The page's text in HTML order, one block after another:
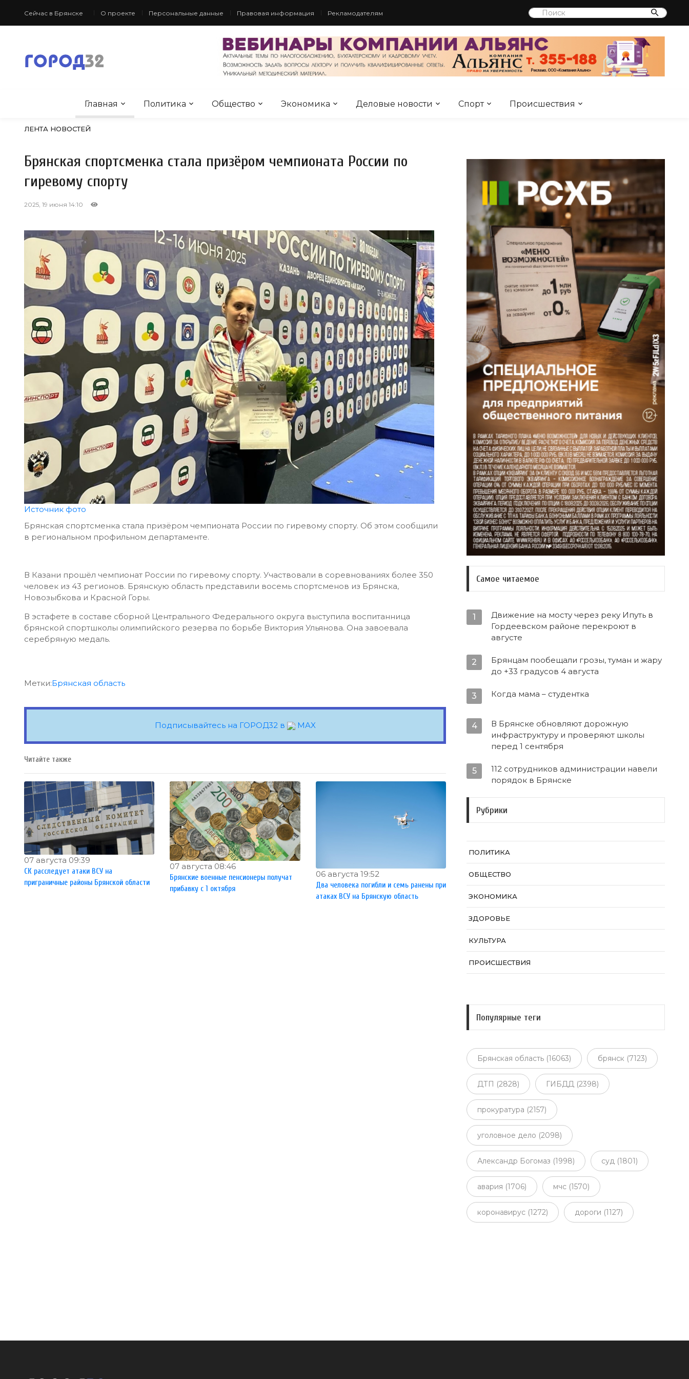
Сейчас в Брянске О проекте Персональные данные Правовая информация Рекламодателям
Главная Политика Общество Экономика Деловые новости Спорт Происшествия
ЛЕНТА НОВОСТЕЙ
Брянская спортсменка стала призёром чемпионата России по
гиревому спорту
2025, 19 июня 14:10
Источник фото
Брянская спортсменка стала призёром чемпионата России по гиревому спорту. Об этом сообщили
в региональном профильном департаменте.
В Казани прошёл чемпионат России по гиревому спорту. Участвовали в соревнованиях более 350
человек из 43 регионов. Брянскую область представили восемь спортсменов из Брянска,
Новозыбкова и Красной Горы.
В эстафете в составе сборной Центрального Федерального округа выступила воспитанница
брянской спортшколы олимпийского резерва по борьбе Виктория Ульянова. Она завоевала
серебряную медаль.
Метки:Брянская область
Подписывайтесь на ГОРОД32 в MAX
Читайте также
07 августа 09:39
СК расследует атаки ВСУ на
приграничные районы Брянской области
07 августа 08:46
Брянские военные пенсионеры получат
прибавку с 1 октября
06 августа 19:52
Два человека погибли и семь ранены при
атаках ВСУ на Брянскую область
Самое читаемое
1
Движение на мосту через реку Ипуть в
Гордеевском районе перекроют в
августе
2
Брянцам пообещали грозы, туман и жару
до +33 градусов 4 августа
3 Когда мама – студентка
4
В Брянске обновляют дорожную
инфраструктуру и проверяют школы
перед 1 сентября
5
112 сотрудников администрации навели
порядок в Брянске
Рубрики
ПОЛИТИКА
ОБЩЕСТВО
ЭКОНОМИКА
ЗДОРОВЬЕ
КУЛЬТУРА
ПРОИСШЕСТВИЯ
Популярные теги
Брянская область (16063) брянск (7123)
ДТП (2828) ГИБДД (2398)
прокуратура (2157)
уголовное дело (2098)
Александр Богомаз (1998) суд (1801)
авария (1706) мчс (1570)
коронавирус (1272) дороги (1127)